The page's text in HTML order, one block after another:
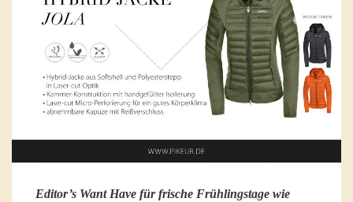
Editor’s Want Have für frische Frühlingstage wie